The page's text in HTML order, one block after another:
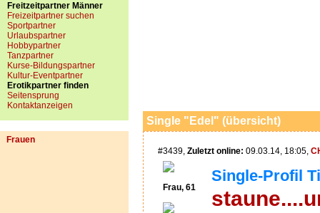
Freitzeitpartner Männer
Freizeitpartner suchen
Sportpartner
Urlaubspartner
Hobbypartner
Tanzpartner
Kurse-Bildungspartner
Kultur-Eventpartner
Erotikpartner finden
Seitensprung
Kontaktanzeigen
Frauen
Single "Edel" (übersicht)
#3439, Zuletzt online: 09.03.14, 18:05,
Frau, 61
Single-Profil